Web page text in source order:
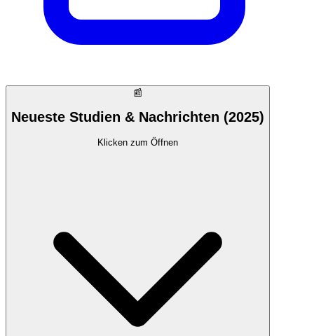
📰
Neueste Studien & Nachrichten (2025)
Klicken zum Öffnen